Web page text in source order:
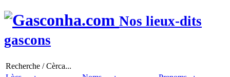
Nos lieux-dits
gascons
Recherche / Cèrca...